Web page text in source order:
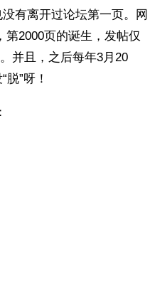
有离开过论坛第一页。网
第2000页的诞生，发帖仅
并且，之后每年3月20
”呀！